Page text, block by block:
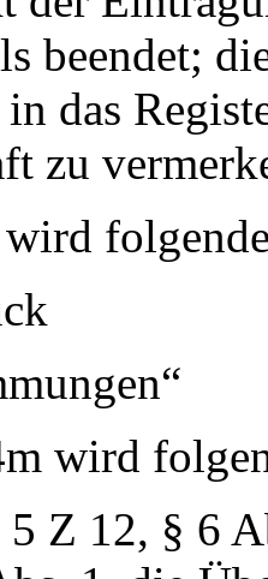
beendet;
in das
zu
wird
wird
5 Z 12, § 6